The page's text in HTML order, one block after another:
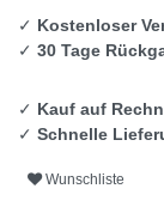
✓ Kostenloser
✓ 30 Tage
✓ Kauf auf
✓ Schnelle
Wunschliste